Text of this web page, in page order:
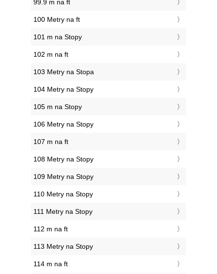
99.9 m na ft
100 Metry na ft
101 m na Stopy
102 m na ft
103 Metry na Stopa
104 Metry na Stopy
105 m na Stopy
106 Metry na Stopy
107 m na ft
108 Metry na Stopy
109 Metry na Stopy
110 Metry na Stopy
111 Metry na Stopy
112 m na ft
113 Metry na Stopy
114 m na ft